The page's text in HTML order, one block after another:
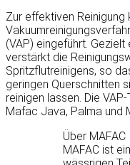
Zur effektiven
(VAP) eingeführt.
verstärkt die
Spritzflutreinigens, so
geringen Querschnitten
reinigen lassen. Die
Mafac Java, Palma und
Über MAFAC
MAFAC ist